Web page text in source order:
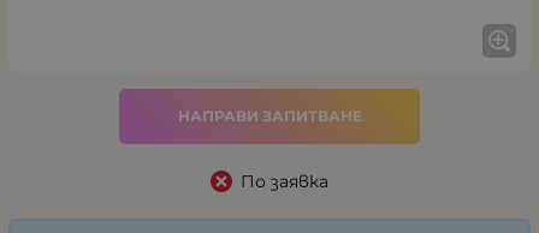
НАПРАВИ ЗАПИТВАНЕ
По заявка